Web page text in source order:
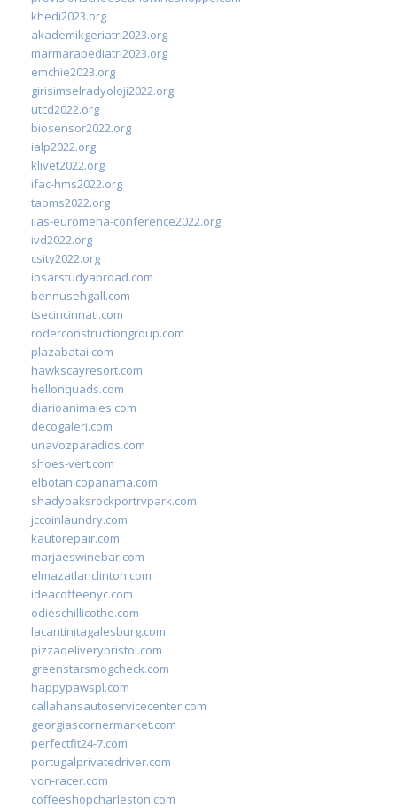
khedi2023.org
akademikgeriatri2023.org
marmarapediatri2023.org
emchie2023.org
girisimselradyoloji2022.org
utcd2022.org
biosensor2022.org
ialp2022.org
klivet2022.org
ifac-hms2022.org
taoms2022.org
iias-euromena-conference2022.org
ivd2022.org
csity2022.org
ibsarstudyabroad.com
bennusehgall.com
tsecincinnati.com
roderconstructiongroup.com
plazabatai.com
hawkscayresort.com
hellonquads.com
diarioanimales.com
decogaleri.com
unavozparadios.com
shoes-vert.com
elbotanicopanama.com
shadyoaksrockportrvpark.com
jccoinlaundry.com
kautorepair.com
marjaeswinebar.com
elmazatlanclinton.com
ideacoffeenyc.com
odieschillicothe.com
lacantinitagalesburg.com
pizzadeliverybristol.com
greenstarsmogcheck.com
happypawspl.com
callahansautoservicecenter.com
georgiascornermarket.com
perfectfit24-7.com
portugalprivatedriver.com
von-racer.com
coffeeshopcharleston.com